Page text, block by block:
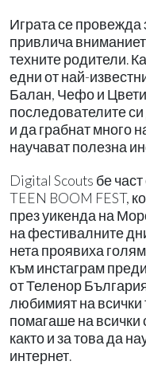
Играта се провежда
привлича
техните родители.
едни от най-
Балан, Чефо и
последователите
и да грабнат много
научават полезна
Digital Scouts бе
TEEN BOOM FEST,
през уикенда на
на фестивалните
нета проявиха
към инстаграм
от Теленор
любимият на всички
помагаше на всички
както и за това да
интернет.